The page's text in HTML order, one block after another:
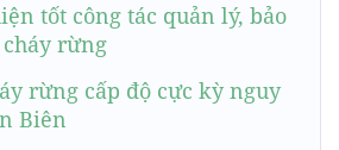
tốt công tác quản lý, bảo
rừng
rừng cấp độ cực kỳ nguy
Biên